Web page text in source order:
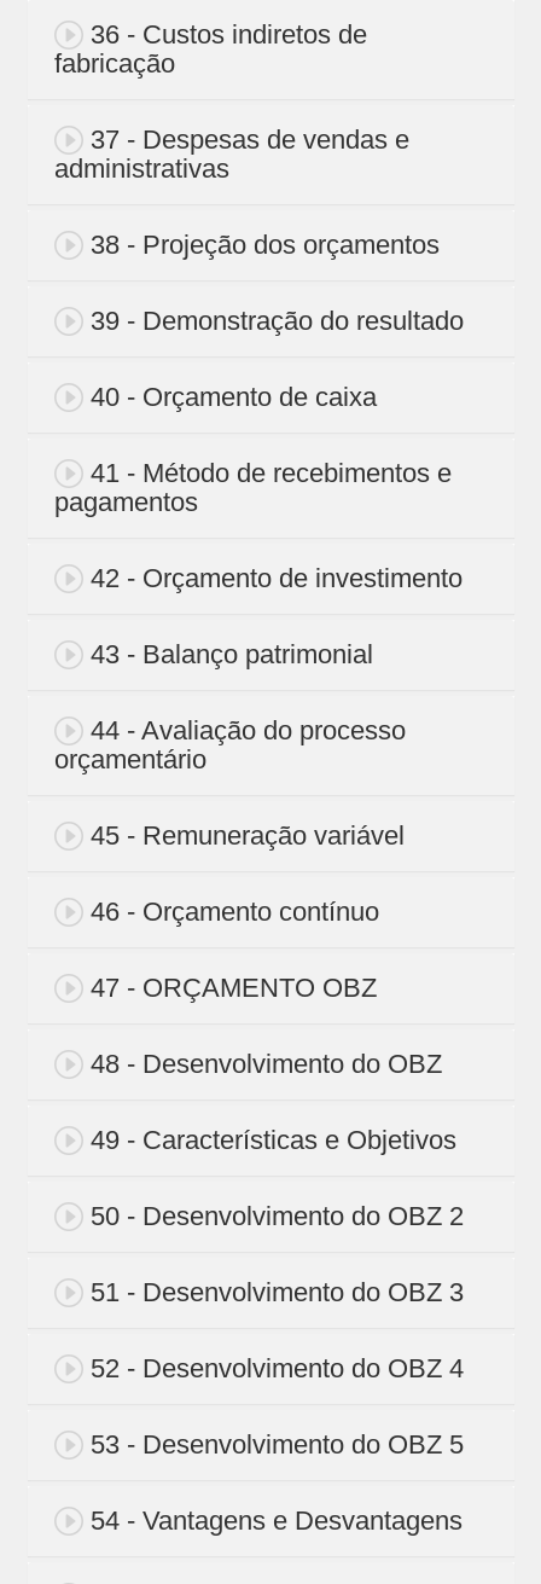
36 - Custos indiretos de
fabricação
37 - Despesas de vendas e
administrativas
38 - Projeção dos orçamentos
39 - Demonstração do resultado
40 - Orçamento de caixa
41 - Método de recebimentos e
pagamentos
42 - Orçamento de investimento
43 - Balanço patrimonial
44 - Avaliação do processo
orçamentário
45 - Remuneração variável
46 - Orçamento contínuo
47 - ORÇAMENTO OBZ
48 - Desenvolvimento do OBZ
49 - Características e Objetivos
50 - Desenvolvimento do OBZ 2
51 - Desenvolvimento do OBZ 3
52 - Desenvolvimento do OBZ 4
53 - Desenvolvimento do OBZ 5
54 - Vantagens e Desvantagens